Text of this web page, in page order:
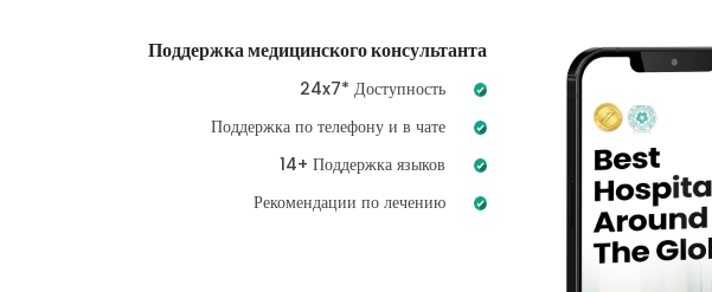
Поддержка медицинского консультанта
24x7* Доступность
Поддержка по телефону и в чате
14+ Поддержка языков
Рекомендации по лечению